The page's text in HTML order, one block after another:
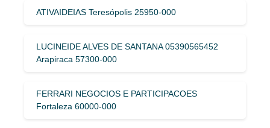
ATIVAIDEIAS Teresópolis 25950-000
LUCINEIDE ALVES DE SANTANA 05390565452
Arapiraca 57300-000
FERRARI NEGOCIOS E PARTICIPACOES
Fortaleza 60000-000